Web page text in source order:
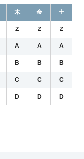
木 金 土
Z Z Z
A A A
B B B
C C C
D D D